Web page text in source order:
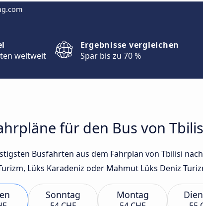
weltweit
Ergebnisse vergleichen
Spar bis zu 70 %
für den Bus von
Busfahrten aus dem Fahrplan von Tbilisi
Lüks Karadeniz oder Mahmut Lüks Deniz
Sonntag Montag